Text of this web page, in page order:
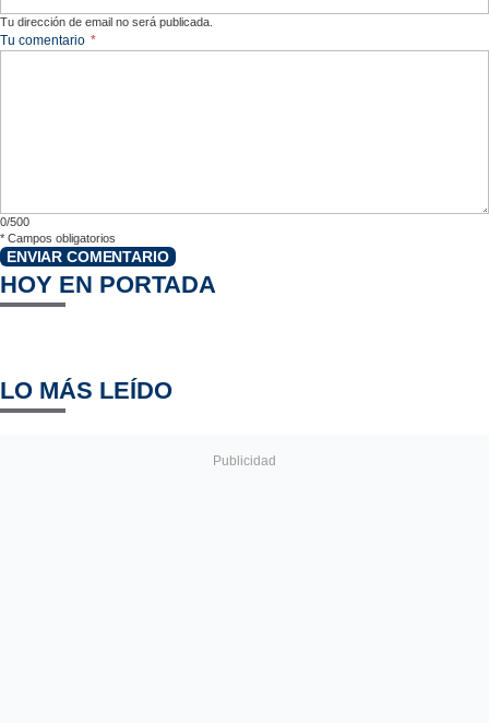
Tu dirección de email no será publicada.
Tu comentario *
0/500
* Campos obligatorios
ENVIAR COMENTARIO
HOY EN PORTADA
LO MÁS LEÍDO